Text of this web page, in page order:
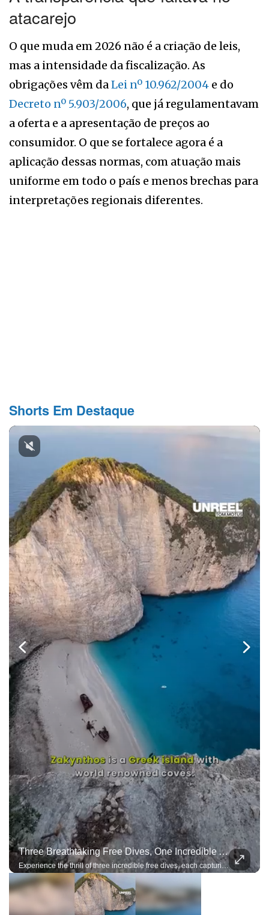
atacarejo
O que muda em 2026 não é a criação de leis,
mas a intensidade da fiscalização. As
obrigações vêm daLei nº 10.962/2004 e do
Decreto nº 5.903/2006, que já regulamentavam
a oferta e a apresentação de preços ao
consumidor. O que se fortalece agora é a
aplicação dessas normas, com atuação mais
uniforme em todo o país e menos brechas para
interpretações regionais diferentes.
Shorts Em Destaque
Three Breathtaking Free Dives, One Incredible Adventure
Experience the thrill of three incredible free dives, each capturing the beauty, precision, and adrenaline of exploring the deep on a single breath